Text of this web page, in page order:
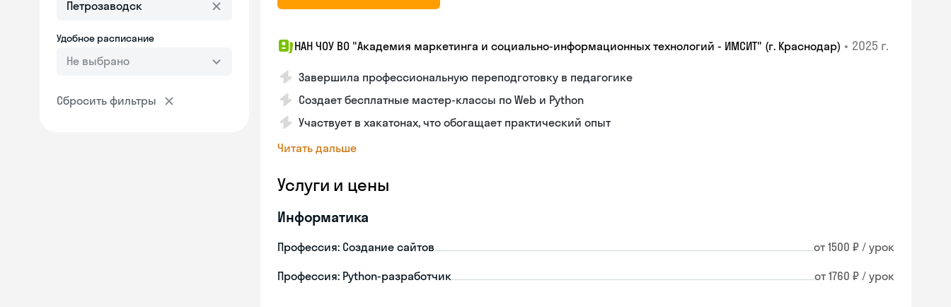
Удобное расписание
Не выбрано
Сбросить фильтры
НАН ЧОУ ВО "Академия маркетинга и социально-информационных технологий - ИМСИТ" (г. Краснодар) • 2025 г.
Завершила профессиональную переподготовку в педагогике
Создает бесплатные мастер-классы по Web и Python
Участвует в хакатонах, что обогащает практический опыт
Читать дальше
Услуги и цены
Информатика
Профессия: Создание сайтов от 1500 ₽ / урок
Профессия: Python-разработчик от 1760 ₽ / урок